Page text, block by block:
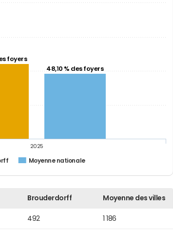
foyers
48,10 % des foyers
Moyenne nationale
2025
Brouderdorff Moyenne des villes
492 1 186